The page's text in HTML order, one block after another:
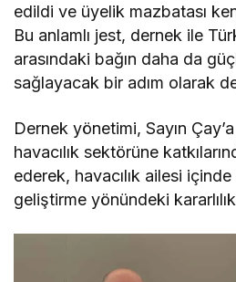
edildi ve üyelik mazbatası
Bu anlamlı jest, dernek ile
arasındaki bağın daha da
sağlayacak bir adım olarak
Dernek yönetimi, Sayın
havacılık sektörüne
ederek, havacılık ailesi
geliştirme yönündeki